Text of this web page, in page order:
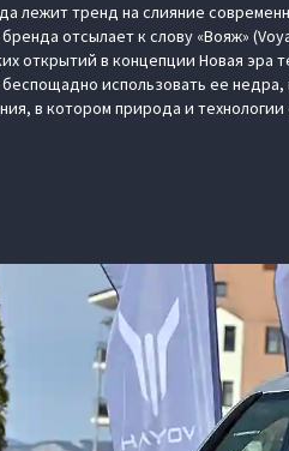
лежит тренд на слияние
отсылает к слову «Вояж»
открытий в концепции Новая эра
использовать ее
в котором природа и